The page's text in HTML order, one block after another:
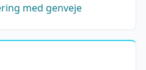
med genveje